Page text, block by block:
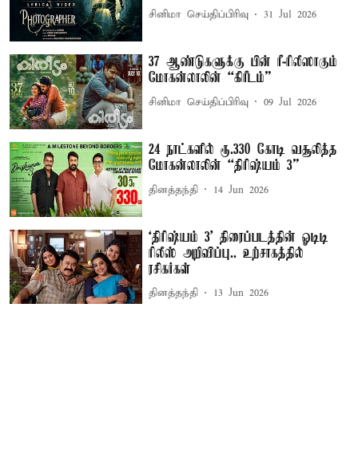
சினிமா செய்திப்பிரிவு 31 Jul 2026
37 ஆண்டுகளுக்கு பின் ரீ-ரிலீஸாகும்
மோகன்லாலின் “கிரீடம்”
சினிமா செய்திப்பிரிவு 09 Jul 2026
24 நாட்களில் ரூ.330 கோடி வசூலித்த
மோகன்லாலின் “திரிஷ்யம் 3”
தினத்தந்தி 14 Jun 2026
‘திரிஷ்யம் 3' திரைப்படத்தின் ஓடிடி
ரிலீஸ் அறிவிப்பு.. உற்சாகத்தில்
ரசிகர்கள்
தினத்தந்தி 13 Jun 2026